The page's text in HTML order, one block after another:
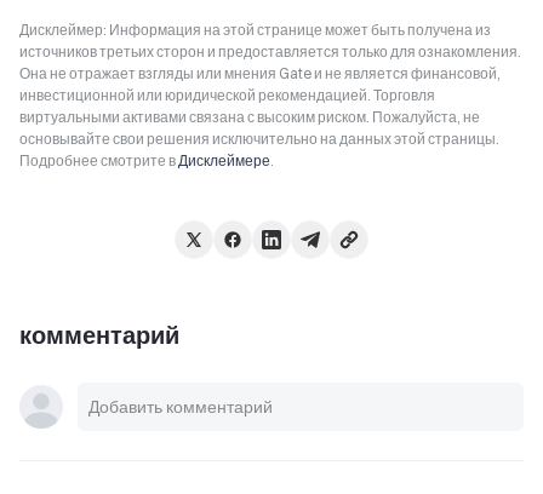
Дисклеймер: Информация на этой странице может быть получена из
источников третьих сторон и предоставляется только для ознакомления.
Она не отражает взгляды или мнения Gate и не является финансовой,
инвестиционной или юридической рекомендацией. Торговля
виртуальными активами связана с высоким риском. Пожалуйста, не
основывайте свои решения исключительно на данных этой страницы.
Подробнее смотрите вДисклеймере.
комментарий